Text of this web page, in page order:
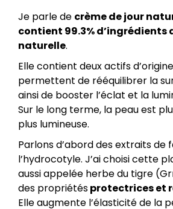
Je parle de crème de jour
contient 99.3% d’ingrédients
naturelle.
Elle contient deux actifs
permettent de rééquilibrer la
ainsi de booster l’éclat et la
Sur le long terme, la peau est
plus lumineuse.
Parlons d’abord des extraits de
l’hydrocotyle. J’ai choisi cette
aussi appelée herbe du tigre
des propriétésprotectrices et
Elle augmente l’élasticité de la